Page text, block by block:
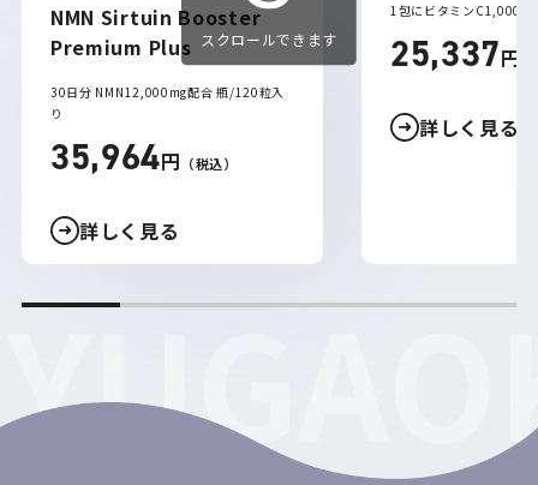
スクロールできます
NMN Sirtuin Booster
Premium Plus
30日分 NMN12,000mg配合 瓶/120粒入
り
35,964円 （税込）
詳しく見る
1包にビタミン
25,337円
詳しく見る